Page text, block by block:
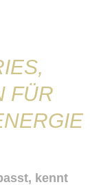
FÜR
kennt